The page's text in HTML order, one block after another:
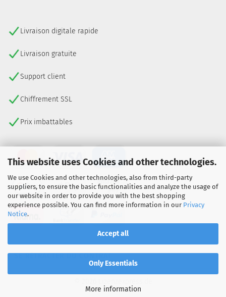
This website uses Cookies and other technologies.
We use Cookies and other technologies, also from third-party
suppliers, to ensure the basic functionalities and analyze the usage of
our website in order to provide you with the best shopping
experience possible. You can find more information in our Privacy
Notice.
Accept all
Only Essentials
More information
Livraison digitale rapide
Livraison gratuite
Support client
Chiffrement SSL
Prix imbattables
SE RÉTRACTER DU CONTRAT